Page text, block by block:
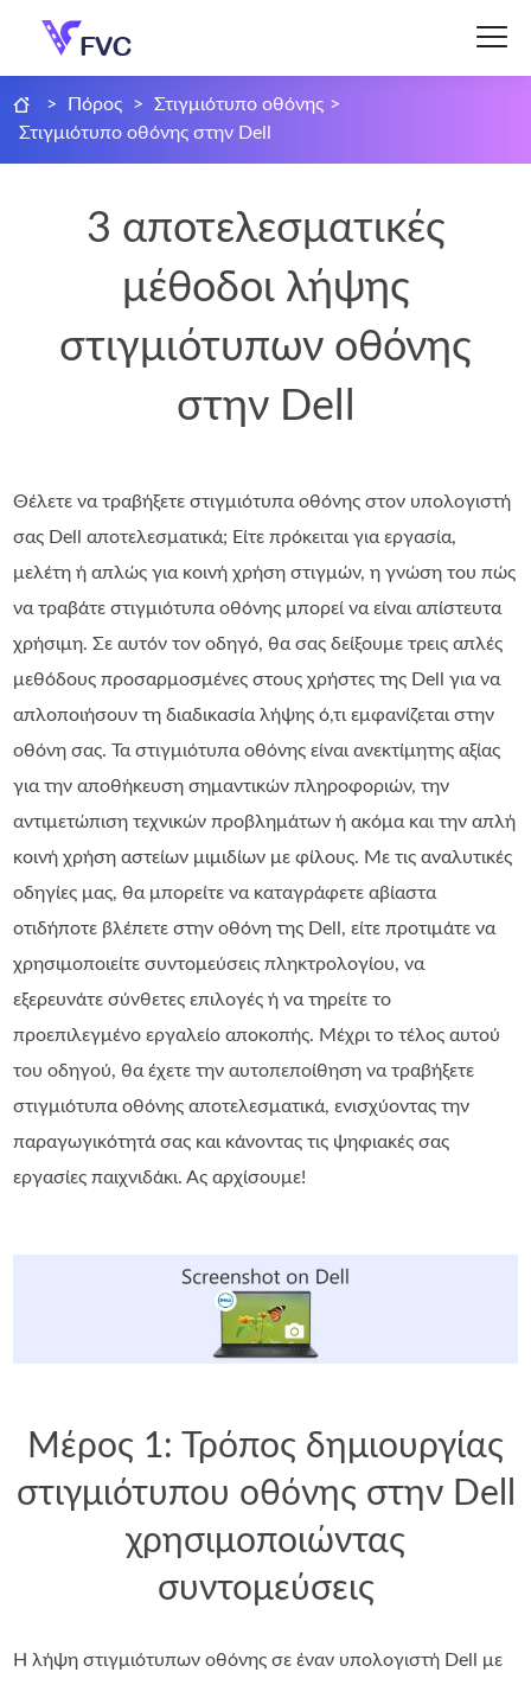
> Πόρος > Στιγμιότυπο οθόνης >
Στιγμιότυπο οθόνης στην Dell
3 αποτελεσματικές
μέθοδοι λήψης
στιγμιότυπων οθόνης
στην Dell
Θέλετε να τραβήξετε στιγμιότυπα οθόνης στον υπολογιστή
σας Dell αποτελεσματικά; Είτε πρόκειται για εργασία,
μελέτη ή απλώς για κοινή χρήση στιγμών, η γνώση του πώς
να τραβάτε στιγμιότυπα οθόνης μπορεί να είναι απίστευτα
χρήσιμη. Σε αυτόν τον οδηγό, θα σας δείξουμε τρεις απλές
μεθόδους προσαρμοσμένες στους χρήστες της Dell για να
απλοποιήσουν τη διαδικασία λήψης ό,τι εμφανίζεται στην
οθόνη σας. Τα στιγμιότυπα οθόνης είναι ανεκτίμητης αξίας
για την αποθήκευση σημαντικών πληροφοριών, την
αντιμετώπιση τεχνικών προβλημάτων ή ακόμα και την απλή
κοινή χρήση αστείων μιμιδίων με φίλους. Με τις αναλυτικές
οδηγίες μας, θα μπορείτε να καταγράφετε αβίαστα
οτιδήποτε βλέπετε στην οθόνη της Dell, είτε προτιμάτε να
χρησιμοποιείτε συντομεύσεις πληκτρολογίου, να
εξερευνάτε σύνθετες επιλογές ή να τηρείτε το
προεπιλεγμένο εργαλείο αποκοπής. Μέχρι το τέλος αυτού
του οδηγού, θα έχετε την αυτοπεποίθηση να τραβήξετε
στιγμιότυπα οθόνης αποτελεσματικά, ενισχύοντας την
παραγωγικότητά σας και κάνοντας τις ψηφιακές σας
εργασίες παιχνιδάκι. Ας αρχίσουμε!
Μέρος 1: Τρόπος δημιουργίας
στιγμιότυπου οθόνης στην Dell
χρησιμοποιώντας
συντομεύσεις
Η λήψη στιγμιότυπων οθόνης σε έναν υπολογιστή Dell με